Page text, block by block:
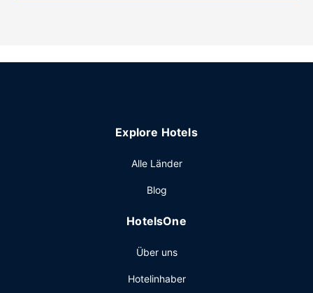
Explore Hotels
Alle Länder
Blog
HotelsOne
Über uns
Hotelinhaber